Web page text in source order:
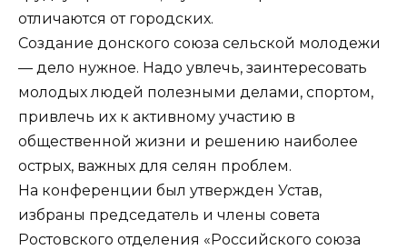
отличаются от городских.
Создание донского союза сельской молодежи
— дело нужное. Надо увлечь, заинтересовать
молодых людей полезными делами, спортом,
привлечь их к активному участию в
общественной жизни и решению наиболее
острых, важных для селян проблем.
На конференции был утвержден Устав,
избраны председатель и члены совета
Ростовского отделения «Российского союза